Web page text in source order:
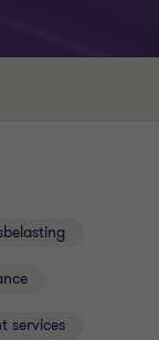
services